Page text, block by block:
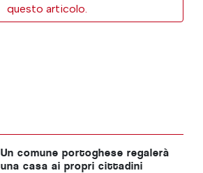
questo articolo.
Un comune portoghese regalerà
una casa ai propri cittadini